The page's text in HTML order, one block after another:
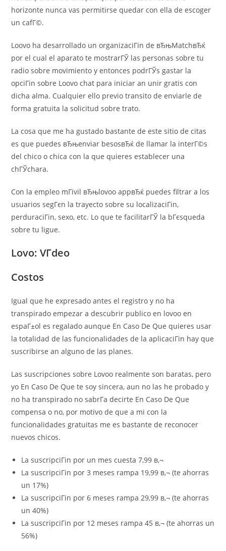
horizonte nunca vas permitirse quedar con ella de escoger
un cafГ©.
Loovo ha desarrollado un organizaciГіn de вЂњMatchвЂќ
por el cual el aparato te mostrarГЎ las personas sobre tu
radio sobre movimiento y entonces podrГЎs gastar la
opciГіn sobre Loovo chat para iniciar an unir gratis con
dicha alma. Cualquier ello previo transito de enviarle de
forma gratuita la solicitud sobre trato.
La cosa que me ha gustado bastante de este sitio de citas
es que puedes вЂњenviar besosвЂќ de llamar la interГ©s
del chico o chica con la que quieres establecer una
chГЎchara.
Con la empleo mГіvil вЂњlovoo appвЂќ puedes filtrar a los
usuarios segГєn la trayecto sobre su localizaciГіn,
perduraciГіn, sexo, etc. Lo que te facilitarГЎ la bГєsqueda
sobre tu ligue.
Lovo: VГ­deo
Costos
Igual que he expresado antes el registro y no ha
transpirado empezar a descubrir publico en lovoo en
espaГ±ol es regalado aunque En Caso De Que quieres usar
la totalidad de las funcionalidades de la aplicaciГіn hay que
suscribirse an alguno de las planes.
Las suscripciones sobre Lovoo realmente son baratas, pero
yo En Caso De Que te soy sincera, aun no las he probado y
no ha transpirado no sabrГ­a decirte En Caso De Que
compensa o no, por motivo de que a mi con la
funcionalidades gratuitas me es bastante de reconocer
nuevos chicos.
La suscripciГіn por un mes cuesta 7,99 в‚¬
La suscripciГіn por 3 meses rampa 19,99 в‚¬ (te ahorras
un 17%)
La suscripciГіn por 6 meses rampa 29,99 в‚¬ (te ahorras
un 40%)
La suscripciГіn por 12 meses rampa 45 в‚¬ (te ahorras un
56%)